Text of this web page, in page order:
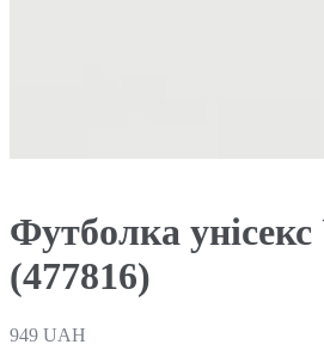
Футболка
(477816)
949 UAH